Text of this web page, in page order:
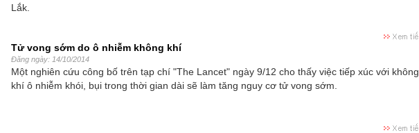
Lắk.
Tử vong sớm do ô nhiễm không khí
Đăng ngày: 14/10/2014
Một nghiên cứu công bố trên tạp chí "The Lancet" ngày 9/12 cho thấy việc tiếp xúc với không
khí ô nhiễm khói, bụi trong thời gian dài sẽ làm tăng nguy cơ tử vong sớm.